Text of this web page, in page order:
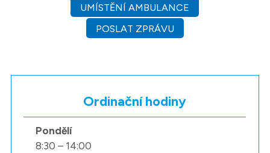
UMÍSTĚNÍ AMBULANCE
POSLAT ZPRÁVU
Ordinační hodiny
Pondělí
8:30 – 14:00